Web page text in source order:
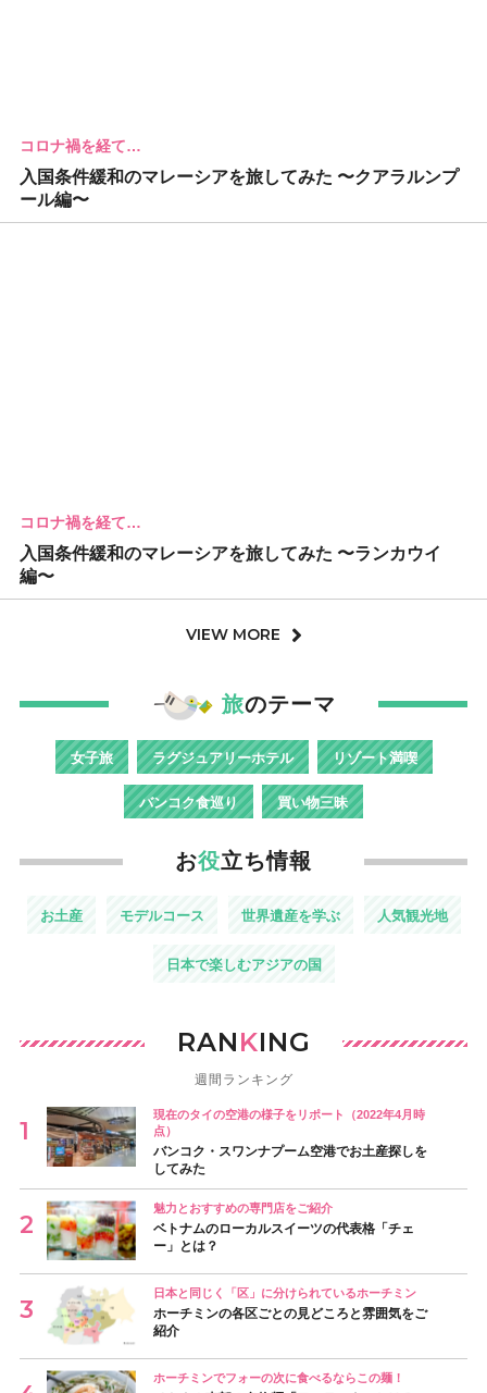
コロナ禍を経て…
入国条件緩和のマレーシアを旅してみた 〜クアラルンプ
ール編〜
コロナ禍を経て…
入国条件緩和のマレーシアを旅してみた 〜ランカウイ
編〜
VIEW MORE
旅のテーマ
女子旅 ラグジュアリーホテル リゾート満喫
バンコク食巡り 買い物三昧
お役立ち情報
お土産 モデルコース 世界遺産を学ぶ 人気観光地
日本で楽しむアジアの国
RANKING
週間ランキング
現在のタイの空港の様子をリポート（2022年4月時
点）
バンコク・スワンナプーム空港でお土産探しを
してみた
魅力とおすすめの専門店をご紹介
ベトナムのローカルスイーツの代表格「チェ
ー」とは？
日本と同じく「区」に分けられているホーチミン
ホーチミンの各区ごとの見どころと雰囲気をご
紹介
ホーチミンでフォーの次に食べるならこの麺！